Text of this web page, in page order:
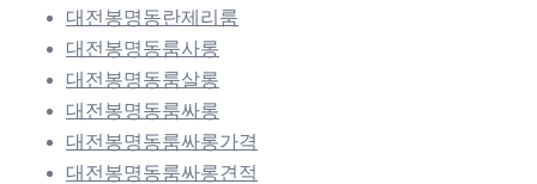
대전봉명동란제리룸
대전봉명동룸사롱
대전봉명동룸살롱
대전봉명동룸싸롱
대전봉명동룸싸롱가격
대전봉명동룸싸롱견적